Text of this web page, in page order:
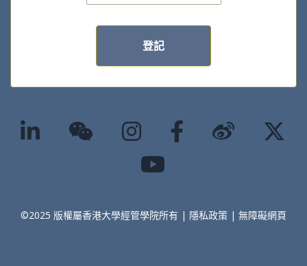
登記
©2025 版權屬香港大學經管學院所有 | 隱私政策 | 無障礙網頁